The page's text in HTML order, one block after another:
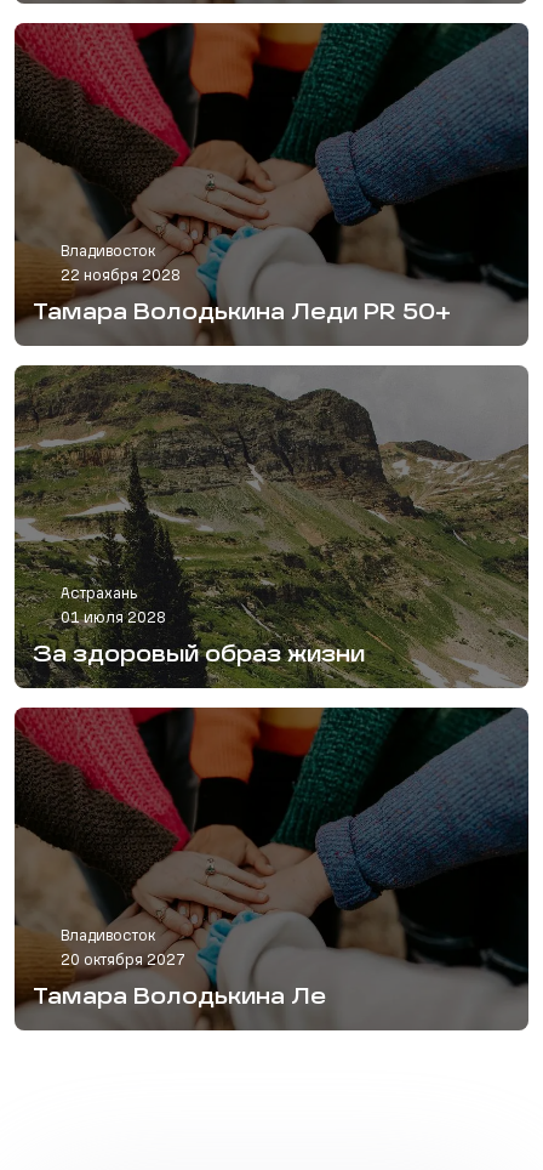
Владивосток
22 ноября 2028
Тамара Володькина Леди PR 50+
Астрахань
01 июля 2028
За здоровый образ жизни
Владивосток
20 октября 2027
Тамара Володькина Ле